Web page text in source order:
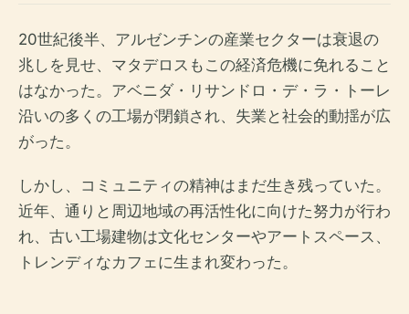
20世紀後半、アルゼンチンの産業セクターは衰退の
兆しを見せ、マタデロスもこの経済危機に免れること
はなかった。アベニダ・リサンドロ・デ・ラ・トーレ
沿いの多くの工場が閉鎖され、失業と社会的動揺が広
がった。
しかし、コミュニティの精神はまだ生き残っていた。
近年、通りと周辺地域の再活性化に向けた努力が行わ
れ、古い工場建物は文化センターやアートスペース、
トレンディなカフェに生まれ変わった。